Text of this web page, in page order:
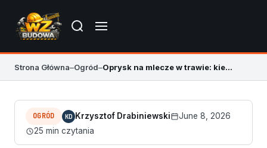
Strona Główna–Ogród– Oprysk na mlecze w trawie: kiedy i czym pryskać
OGRÓD KD Krzysztof Drabiniewski
June 8, 2026
25 min czytania